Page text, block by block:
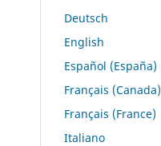
Deutsch
English
Español (España)
Français (Canada)
Français (France)
Italiano